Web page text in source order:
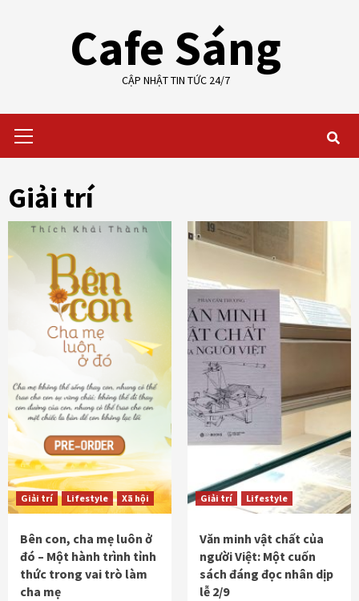
Cafe Sáng
CẬP NHẬT TIN TỨC 24/7
Menu
Giải trí
Giải trí Lifestyle Xã hội
Bên con, cha mẹ luôn ở
đó – Một hành trình tỉnh
thức trong vai trò làm
cha mẹ
Giải trí Lifestyle
Văn minh vật chất của
người Việt: Một cuốn
sách đáng đọc nhân dịp
lễ 2/9